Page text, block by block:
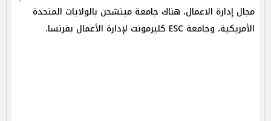
مجال إدارة الاعمال، هناك جامعة ميتشجن بالولايات المتحدة
الأمريكية، وجامعة ESC كليرمونت لإدارة الأعمال بفرنسا.